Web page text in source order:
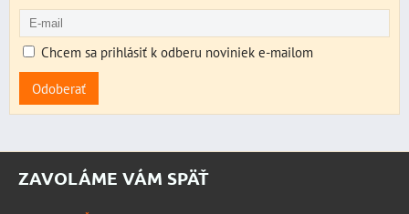
Chcem sa prihlásiť k odberu noviniek e-mailom
Odoberať
ZAVOLÁME VÁM SPÄŤ